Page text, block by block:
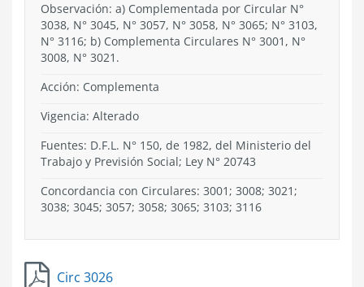
Observación: a) Complementada por Circular N°
3038, N° 3045, N° 3057, N° 3058, N° 3065; N° 3103,
N° 3116; b) Complementa Circulares N° 3001, N°
3008, N° 3021.
Acción: Complementa
Vigencia: Alterado
Fuentes: D.F.L. N° 150, de 1982, del Ministerio del
Trabajo y Previsión Social; Ley N° 20743
Concordancia con Circulares: 3001; 3008; 3021;
3038; 3045; 3057; 3058; 3065; 3103; 3116
Circ 3026